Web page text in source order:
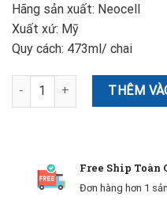
Hãng sản xuất: Neocell
Xuất xứ: Mỹ
Quy cách: 473ml/ chai
Collagen Neocell - Collagen
THÊM
Free Ship Toàn
Đơn hàng hơn 1